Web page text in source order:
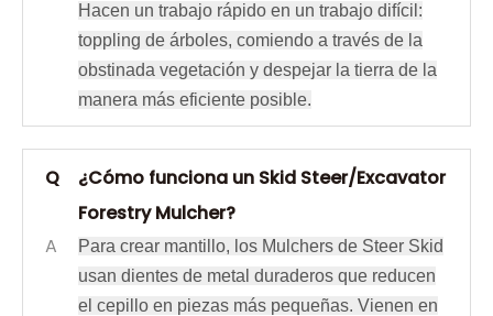
Hacen un trabajo rápido en un trabajo difícil:
toppling de árboles, comiendo a través de la
obstinada vegetación y despejar la tierra de la
manera más eficiente posible.
Q
¿Cómo funciona un Skid Steer/Excavator
Forestry Mulcher?
A
Para crear mantillo, los Mulchers de Steer Skid
usan dientes de metal duraderos que reducen
el cepillo en piezas más pequeñas. Vienen en